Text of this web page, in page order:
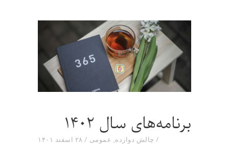
برنامه‌های سال ۱۴۰۲
۲۸ اسفند ۱۴۰۱ چالش دوازده, عمومی